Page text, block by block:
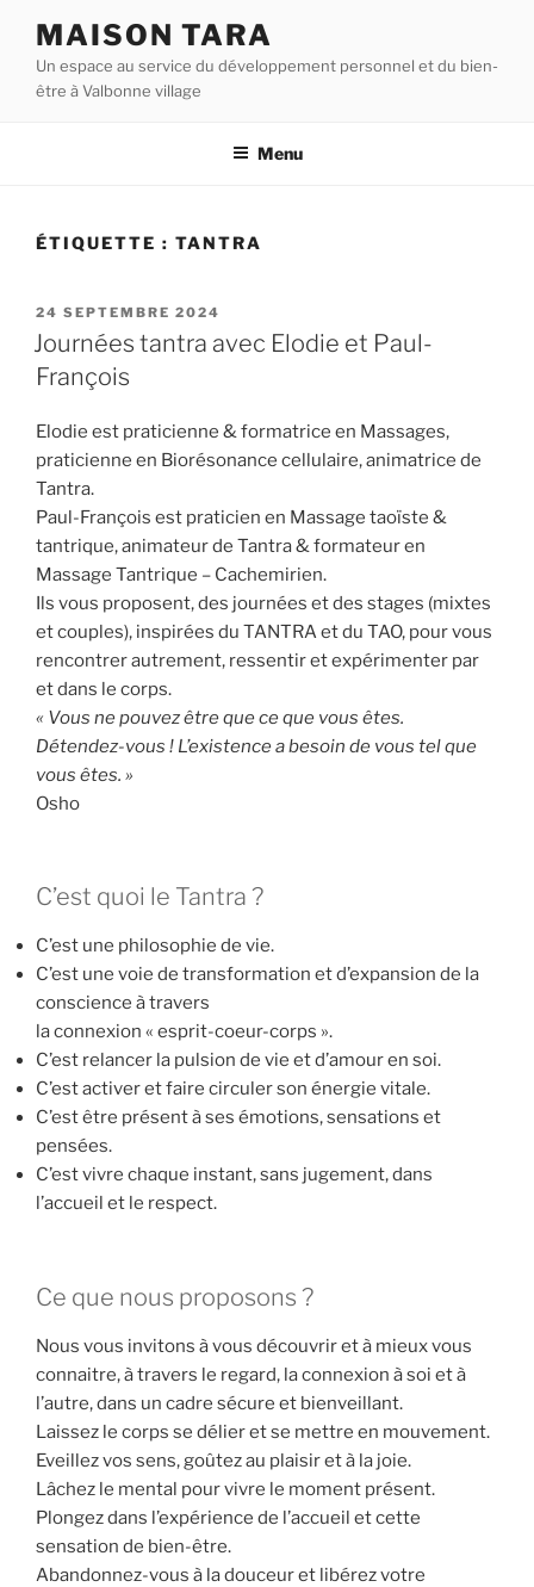
contenu
principal
MAISON TARA
Un espace au service du développement personnel et du bien-
être à Valbonne village
Menu
ÉTIQUETTE : TANTRA
PUBLIÉ
LE
24 SEPTEMBRE 2024
Journées tantra avec Elodie et Paul-
François
Elodie est praticienne & formatrice en Massages,
praticienne en Biorésonance cellulaire, animatrice de
Tantra.
Paul-François est praticien en Massage taoïste &
tantrique, animateur de Tantra & formateur en
Massage Tantrique – Cachemirien.
Ils vous proposent, des journées et des stages (mixtes
et couples), inspirées du TANTRA et du TAO, pour vous
rencontrer autrement, ressentir et expérimenter par
et dans le corps.
« Vous ne pouvez être que ce que vous êtes.
Détendez-vous ! L’existence a besoin de vous tel que
vous êtes. »
Osho
C’est quoi le Tantra ?
C’est une philosophie de vie.
C’est une voie de transformation et d’expansion de la
conscience à travers
la connexion « esprit-coeur-corps ».
C’est relancer la pulsion de vie et d’amour en soi.
C’est activer et faire circuler son énergie vitale.
C’est être présent à ses émotions, sensations et
pensées.
C’est vivre chaque instant, sans jugement, dans
l’accueil et le respect.
Ce que nous proposons ?
Nous vous invitons à vous découvrir et à mieux vous
connaitre, à travers le regard, la connexion à soi et à
l’autre, dans un cadre sécure et bienveillant.
Laissez le corps se délier et se mettre en mouvement.
Eveillez vos sens, goûtez au plaisir et à la joie.
Lâchez le mental pour vivre le moment présent.
Plongez dans l’expérience de l’accueil et cette
sensation de bien-être.
Abandonnez-vous à la douceur et libérez votre